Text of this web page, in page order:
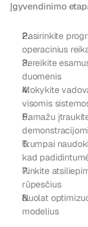
Įgyvendinimo
Pasirinkite
operacinius
Pereikite
duomenis
Mokykite
visomis
Pamažu
Trumpai
kad
Rinkite
rūpesčius
Nuolat
modelius